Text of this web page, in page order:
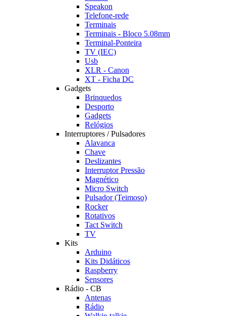
Speakon
Telefone-rede
Terminais
Terminais - Bloco 5.08mm
Terminal-Ponteira
TV (IEC)
Usb
XLR - Canon
XT - Ficha DC
Gadgets
Brinquedos
Desporto
Gadgets
Relógios
Interruptores / Pulsadores
Alavanca
Chave
Deslizantes
Interruptor Pressão
Magnético
Micro Switch
Pulsador (Teimoso)
Rocker
Rotativos
Tact Switch
TV
Kits
Arduino
Kits Didáticos
Raspberry
Sensores
Rádio - CB
Antenas
Rádio